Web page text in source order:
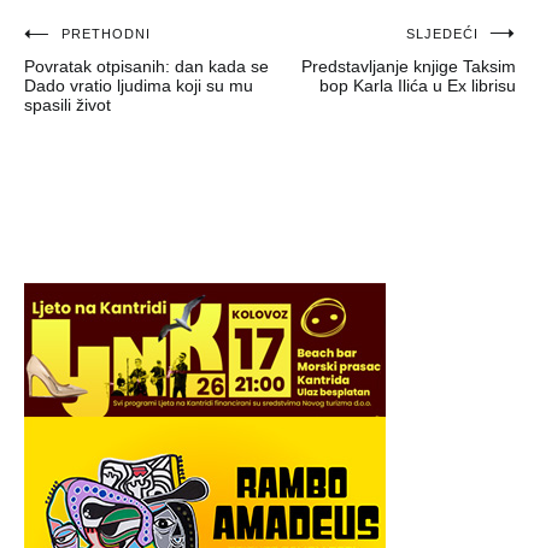
Navigacija
objava
PRETHODNI
Povratak otpisanih: dan kada se
Dado vratio ljudima koji su mu
spasili život
SLJEDEĆI
Predstavljanje knjige Taksim
bop Karla Ilića u Ex librisu